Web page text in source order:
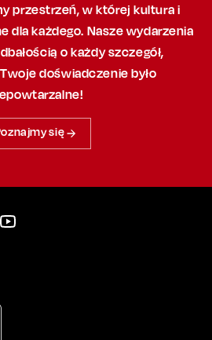
przestrzeń,w której kultura i
dla każdego. Nasze wydarzenia
o każdy szczegół,
doświadczenie było
się